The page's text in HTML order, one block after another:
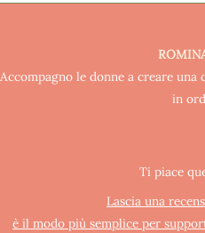
Accompagno le donne a creare
in
Ti piace
Lascia una
è il modo più semplice per